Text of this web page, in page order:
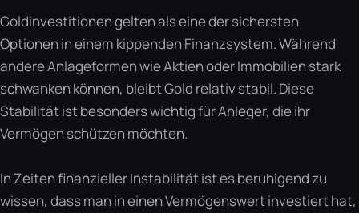
Goldinvestitionen gelten als eine der sichersten
Optionen in einem kippenden Finanzsystem. Während
andere Anlageformen wie Aktien oder Immobilien stark
schwanken können, bleibt Gold relativ stabil. Diese
Stabilität ist besonders wichtig für Anleger, die ihr
Vermögen schützen möchten.
In Zeiten finanzieller Instabilität ist es beruhigend zu
wissen, dass man in einen Vermögenswert investiert hat,